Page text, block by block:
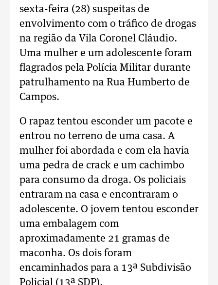
sexta-feira (28) suspeitas de
envolvimento com o tráfico de drogas
na região da Vila Coronel Cláudio.
Uma mulher e um adolescente foram
flagrados pela Polícia Militar durante
patrulhamento na Rua Humberto de
Campos.
O rapaz tentou esconder um pacote e
entrou no terreno de uma casa. A
mulher foi abordada e com ela havia
uma pedra de crack e um cachimbo
para consumo da droga. Os policiais
entraram na casa e encontraram o
adolescente. O jovem tentou esconder
uma embalagem com
aproximadamente 21 gramas de
maconha. Os dois foram
encaminhados para a 13ª Subdivisão
Policial (13ª SDP).